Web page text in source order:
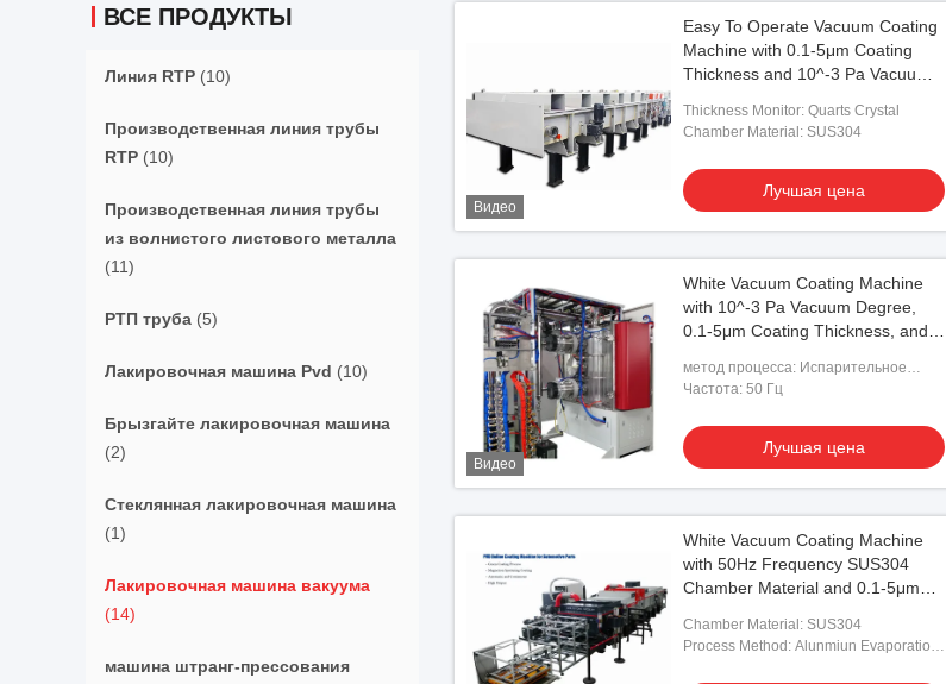
ВСЕ ПРОДУКТЫ
Линия RTP (10)
Производственная линия трубы
RTP (10)
Производственная линия трубы
из волнистого листового металла
(11)
РТП труба (5)
Лакировочная машина Pvd (10)
Брызгайте лакировочная машина
(2)
Стеклянная лакировочная машина
(1)
Лакировочная машина вакуума
(14)
машина штранг-прессования
Видео
Easy To Operate Vacuum Coating
Machine with 0.1-5μm Coating
Thickness and 10^-3 Pa Vacuum
Coating
Thickness Monitor: Quarts Crystal
Chamber Material: SUS304
Лучшая цена
Видео
White Vacuum Coating Machine
with 10^-3 Pa Vacuum Degree,
0.1-5μm Coating Thickness, and
метод процесса: Испарительное
покрытие Alunmiun
Частота: 50 Гц
Лучшая цена
White Vacuum Coating Machine
with 50Hz Frequency SUS304
Chamber Material and 0.1-5μm
Chamber Material: SUS304
Process Method: Alunmiun Evaporation